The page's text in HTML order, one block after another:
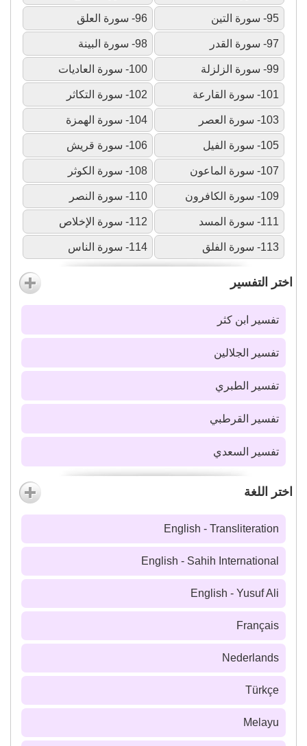
95- سورة التين 96- سورة العلق
97- سورة القدر 98- سورة البينة
99- سورة الزلزلة 100- سورة العاديات
101- سورة القارعة 102- سورة التكاثر
103- سورة العصر 104- سورة الهمزة
105- سورة الفيل 106- سورة قريش
107- سورة الماعون 108- سورة الكوثر
109- سورة الكافرون 110- سورة النصر
111- سورة المسد 112- سورة الإخلاص
113- سورة الفلق 114- سورة الناس
اختر التفسير
تفسير ابن كثر
تفسير الجلالين
تفسير الطبري
تفسير القرطبي
تفسير السعدي
اختر اللغة
English - Transliteration
English - Sahih International
English - Yusuf Ali
Français
Nederlands
Türkçe
Melayu